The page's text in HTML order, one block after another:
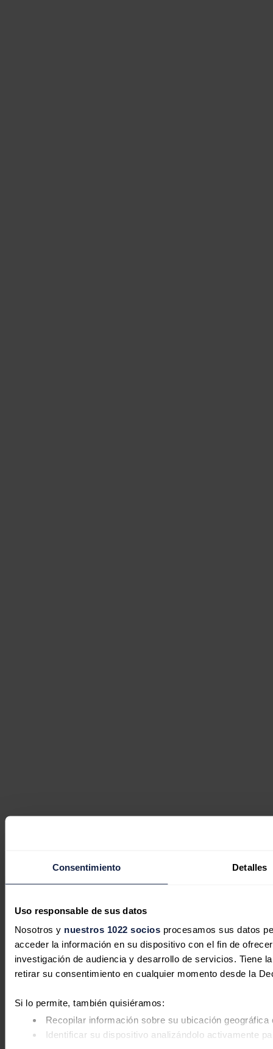
Consentimiento Detalles
Uso responsable de sus datos
Nosotros y nuestros 1022 sociosprocesamos sus datos
acceder la información en su dispositivo con el fin de
investigación de audiencia y desarrollo de servicios. Tiene
retirar su consentimiento en cualquier momento desde la
Si lo permite, también quisiéramos:
Recopilar información sobre su ubicación
Identificar su dispositivo analizándolo activamente